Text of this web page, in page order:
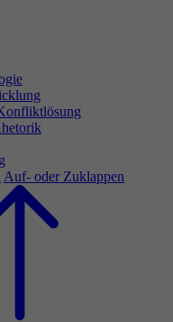
Auf- oder Zuklappen